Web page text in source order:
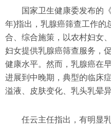
国家卫生健康委发布的
年)指出，乳腺癌筛查工作的
合、综合施策，以农村妇女
妇女提供乳腺癌筛查服务，
健康水平。然而，乳腺癌在
进展到中晚期，典型的临床
溢液、皮肤变化、乳头乳晕
任云主任指出，有明显